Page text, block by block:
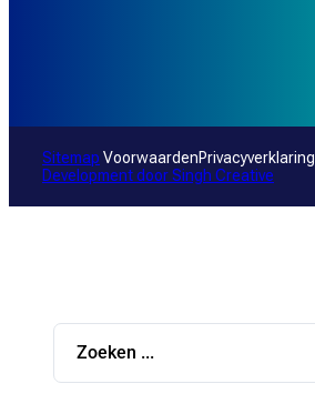
Sitemap VoorwaardenPrivacyverklaring
Development doorSingh Creative
Search